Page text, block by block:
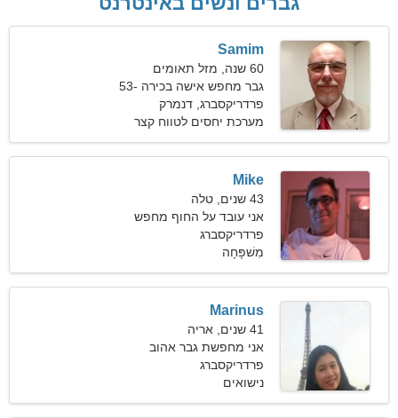
Samim
60 שנה, מזל תאומים
גבר מחפש אישה בכירה 53-
57
פרדריקסברג, דנמרק
מערכת יחסים לטווח קצר
Mike
43 שנים, טלה
אני עובד על החוף מחפש
אישה אלגנטית
פרדריקסברג
מִשׁפָּחָה
Marinus
41 שנים, אריה
אני מחפשת גבר אהוב
לדייטים
פרדריקסברג
נישואים